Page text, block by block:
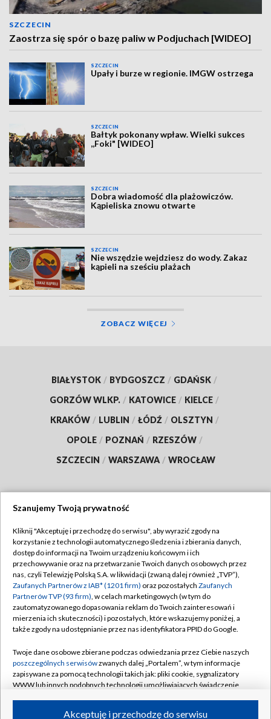
SZCZECIN
Zaostrza się spór o bazę paliw w Podjuchach [WIDEO]
SZCZECIN
Upały i burze w regionie. IMGW ostrzega
SZCZECIN
Bałtyk pokonany wpław. Wielki sukces
,,Foki" [WIDEO]
SZCZECIN
Dobra wiadomość dla plażowiczów.
Kąpieliska znowu otwarte
SZCZECIN
Nie wszędzie wejdziesz do wody. Zakaz
kąpieli na sześciu plażach
ZOBACZ WIĘCEJ
BIAŁYSTOK / BYDGOSZCZ / GDAŃSK /
GORZÓW WLKP. / KATOWICE / KIELCE /
KRAKÓW / LUBLIN / ŁÓDŹ / OLSZTYN /
OPOLE / POZNAŃ / RZESZÓW /
SZCZECIN / WARSZAWA / WROCŁAW
TVP
Abonament TVP
Emisja w TVP
Centrum informacji TVP
Naziemna Telewizja Cyfrowa
Rada Programowa
System NOS
Informacje o nadawcy
Regulamin TVP
Polityka prywatności
Moje zgody
Pomoc
Kontakt
Kanały
Szanujemy Twoją prywatność
Kliknij "Akceptuję i przechodzę do serwisu", aby wyrazić zgody na
korzystanie z technologii automatycznego śledzenia i zbierania danych,
dostęp do informacji na Twoim urządzeniu końcowym i ich
przechowywanie oraz na przetwarzanie Twoich danych osobowych przez
nas, czyli Telewizję Polską S.A. w likwidacji (zwaną dalej również „TVP”),
Zaufanych Partnerów z IAB* (1201 firm) oraz pozostałych Zaufanych
Partnerów TVP (93 firm), w celach marketingowych (w tym do
zautomatyzowanego dopasowania reklam do Twoich zainteresowań i
mierzenia ich skuteczności) i pozostałych, które wskazujemy poniżej, a
także zgody na udostępnianie przez nas identyfikatora PPID do Google.
Twoje dane osobowe zbierane podczas odwiedzania przez Ciebie naszych
poszczególnych serwisówzwanych dalej „Portalem”, w tym informacje
zapisywane za pomocą technologii takich jak: pliki cookie, sygnalizatory
WWW lub innych podobnych technologii umożliwiających świadczenie
Akceptuję i przechodzę do serwisu